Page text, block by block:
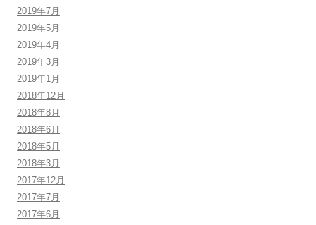
2019年7月
2019年5月
2019年4月
2019年3月
2019年1月
2018年12月
2018年8月
2018年6月
2018年5月
2018年3月
2017年12月
2017年7月
2017年6月